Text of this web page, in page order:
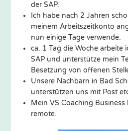
der SAP.
Ich habe nach 2 Jahren
meinem Arbeitszeitkonto
nun einige Tage verwende.
ca. 1 Tag die Woche arbeite
SAP und unterstütze mein
Besetzung von offenen
Unsere Nachbarn in Bad
unterstützen uns mit Post
Mein VS Coaching
remote.